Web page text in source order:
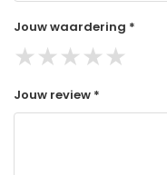
Jouw waardering *
★★★★★
Jouw review *